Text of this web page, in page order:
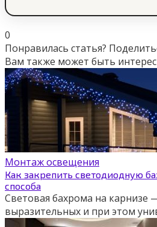
0
Понравилась статья?
Вам также может быть
Монтаж освещения
Как закрепить светодиодную
способа
Световая бахрома на карнизе
выразительных и при этом